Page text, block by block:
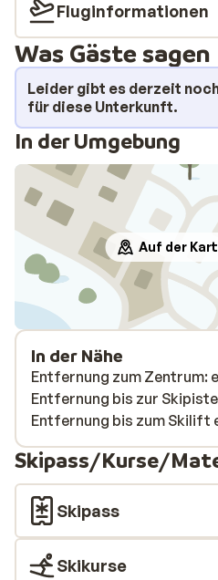
Fluginformationen
Was Gäste sagen
Leider gibt es derzeit
für diese Unterkunft.
In der Umgebung
Auf der
In der Nähe
Entfernung zum Zentrum:
Entfernung bis zur
Entfernung bis zum Skilift
Skipass/Kurse/
Skipass
Skikurse